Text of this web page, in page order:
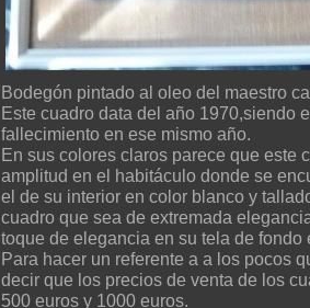
Bodegón pintado al oleo del maestro
Este cuadro data del año 1970,siendo
fallecimiento en ese mismo año.
En sus colores claros parece que este
amplitud en el habitáculo donde se
el de su interior en color blanco y
cuadro que sea de extremada
toque de elegancia en su tela de fondo
Para hacer un referente a a los pocos
decir que los precios de venta de los
500 euros y 1000 euros.